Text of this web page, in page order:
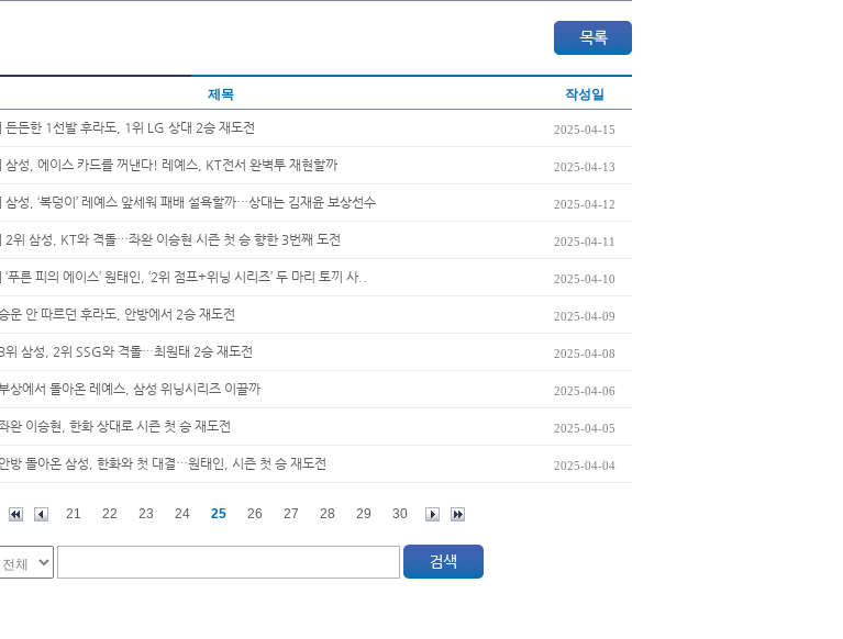
제목 작성일
든든한 1선발 후라도, 1위 LG 상대 2승 재도전 2025-04-15
삼성, 에이스 카드를 꺼낸다! 레예스, KT전서 완벽투 재현할까 2025-04-13
성, ‘복덩이’ 레예스 앞세워 패배 설욕할까…상대는 김재윤 보상선수 2025-04-12
2위 삼성, KT와 격돌…좌완 이승현 시즌 첫 승 향한 3번째 도전 2025-04-11
푸른 피의 에이스’ 원태인, ‘2위 점프+위닝 시리즈’ 두 마리 토끼 사.. 2025-04-10
운 안 따르던 후라도, 안방에서 2승 재도전 2025-04-09
위 삼성, 2위 SSG와 격돌…최원태 2승 재도전 2025-04-08
상에서 돌아온 레예스, 삼성 위닝시리즈 이끌까 2025-04-06
완 이승현, 한화 상대로 시즌 첫 승 재도전 2025-04-05
방 돌아온 삼성, 한화와 첫 대결…원태인, 시즌 첫 승 재도전 2025-04-04
21 22 23 24 25 26 27 28 29 30